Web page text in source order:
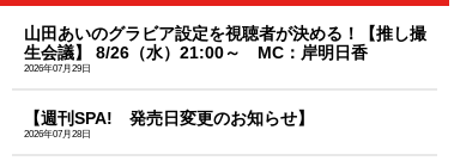
山田あいのグラビア設定を視聴者が決める！【推し撮
生会議】 8/26（水）21:00～ MC：岸明日香
2026年07月29日
【週刊SPA! 発売日変更のお知らせ】
2026年07月28日